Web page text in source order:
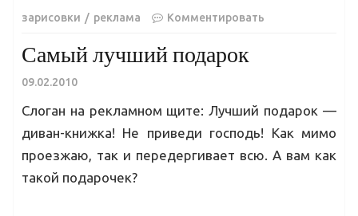
зарисовки реклама Комментировать
Самый лучший подарок
09.02.2010
Слоган на рекламном щите: Лучший подарок —
диван-книжка! Не приведи господь! Как мимо
проезжаю, так и передергивает всю. А вам как
такой подарочек?